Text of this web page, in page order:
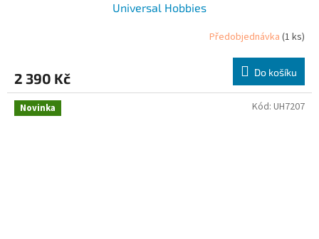
R
M
A
Universal Hobbies
Předobjednávka (1 ks)
2 390 Kč Do košíku
Novinka Kód: UH7207